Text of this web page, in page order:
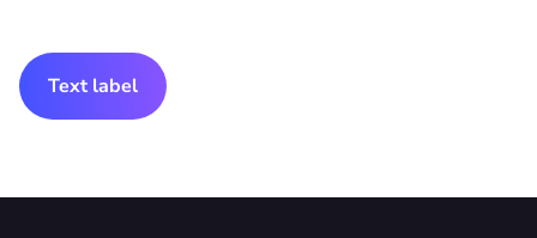
Text label